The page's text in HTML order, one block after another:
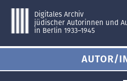
Digitales Archiv
jüdischer Autorinnen und
in Berlin 1933–1945
AUTOR/